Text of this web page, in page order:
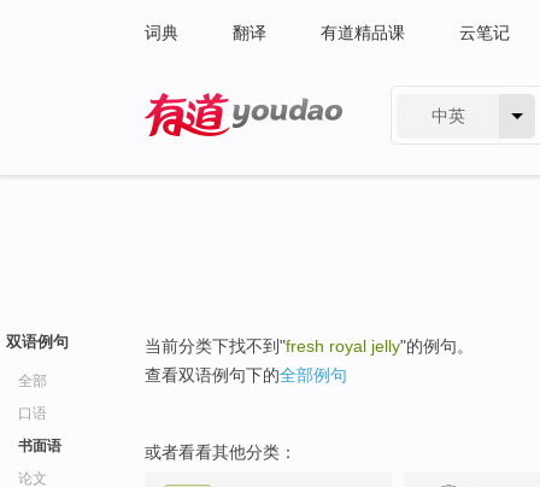
词典 翻译 有道精品课 云笔记
中英
双语例句
全部
口语
书面语
论文
当前分类下找不到"fresh royal jelly"的例句。
查看双语例句下的全部例句
或者看看其他分类：